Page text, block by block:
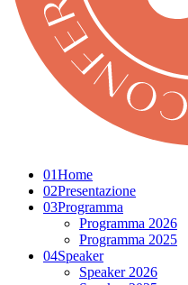
01Home
02Presentazione
03Programma
Programma 2026
Programma 2025
04Speaker
Speaker 2026